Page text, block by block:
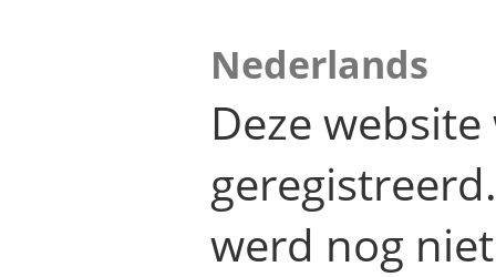
Nederlands
Deze
werd nog